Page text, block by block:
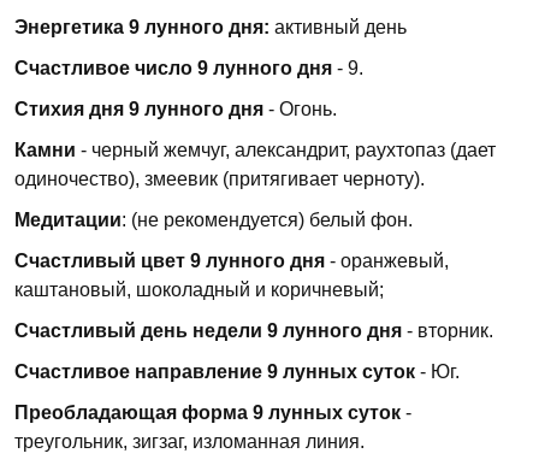
Энергетика 9 лунного дня: активный день
Счастливое число 9 лунного дня - 9.
Стихия дня 9 лунного дня - Огонь.
Камни - черный жемчуг, александрит, раухтопаз (дает
одиночество), змеевик (притягивает черноту).
Медитации: (не рекомендуется) белый фон.
Счастливый цвет 9 лунного дня - оранжевый,
каштановый, шоколадный и коричневый;
Счастливый день недели 9 лунного дня - вторник.
Счастливое направление 9 лунных суток - Юг.
Преобладающая форма 9 лунных суток -
треугольник, зигзаг, изломанная линия.